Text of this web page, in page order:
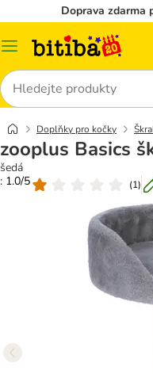
Doprava zdarma
Kategorie
Hledat
Doplňky pro kočky
zooplus Basics
šedá
: 1.0/5
(1)